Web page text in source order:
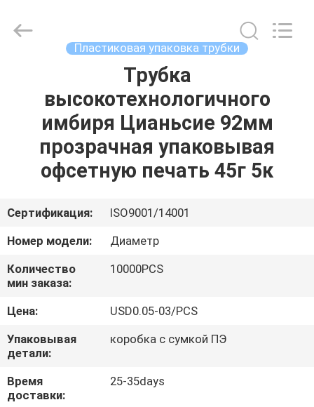
ПРОДУКТЫ
ПУТЕШЕСТВИЕ
ПРОВЕРКА
СВЯЖИТЕСЬ
МЫ
TUBES(SHANG
HAI)CO.,LTD.
Пластиковая упаковка трубки
Трубка
высокотехнологичного
имбиря Цианьсие 92мм
прозрачная упаковывая
офсетную печать 45г 5к
Сертификация:
ISO9001/14001
Номер модели:
Диаметр
Количество
мин заказа:
10000PCS
Цена:
USD0.05-03/PCS
Упаковывая
детали:
коробка с сумкой ПЭ
Время
доставки:
25-35days